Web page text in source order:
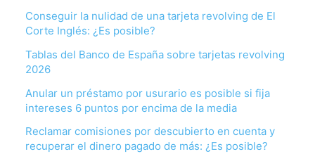
Conseguir la nulidad de una tarjeta revolving de El
Corte Inglés: ¿Es posible?
Tablas del Banco de España sobre tarjetas revolving
2026
Anular un préstamo por usurario es posible si fija
intereses 6 puntos por encima de la media
Reclamar comisiones por descubierto en cuenta y
recuperar el dinero pagado de más: ¿Es posible?